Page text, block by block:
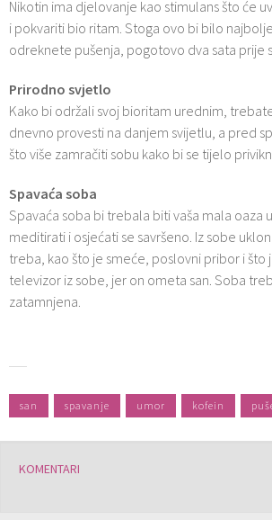
Nikotin ima djelovanje kao stimulans što će
i pokvariti bio ritam. Stoga ovo bi bilo
odreknete pušenja, pogotovo dva sata prije
Prirodno svjetlo
Kako bi održali svoj bioritam urednim,
dnevno provesti na danjem svijetlu, a pred
što više zamračiti sobu kako bi se tijelo
Spavaća soba
Spavaća soba bi trebala biti vaša mala oaza
meditirati i osjećati se savršeno. Iz sobe
treba, kao što je smeće, poslovni pribor i što
televizor iz sobe, jer on ometa san. Soba
zatamnjena.
san spavanje umor kofein
KOMENTARI